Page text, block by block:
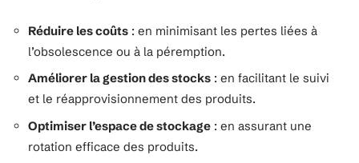
Réduire les coûts : en minimisant les pertes liées à
l’obsolescence ou à la péremption.
Améliorer la gestion des stocks : en facilitant le suivi
et le réapprovisionnement des produits.
Optimiser l’espace de stockage : en assurant une
rotation efficace des produits.